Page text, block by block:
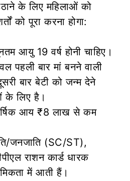
के लिए महिलाओं को
को पूरा करना होगा:
आयु 19 वर्ष होनी चाहिए।
पहली बार मां बनने वाली
बार बेटी को जन्म देने
के लिए है।
आय ₹8 लाख से कम
जनजाति (SC/ST),
राशन कार्ड धारक
में आती हैं।